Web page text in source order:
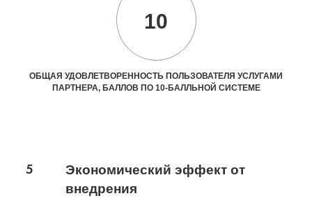
10
ОБЩАЯ УДОВЛЕТВОРЕННОСТЬ ПОЛЬЗОВАТЕЛЯ УСЛУГАМИ
ПАРТНЕРА, БАЛЛОВ ПО 10-БАЛЛЬНОЙ СИСТЕМЕ
5
Экономический эффект от
внедрения